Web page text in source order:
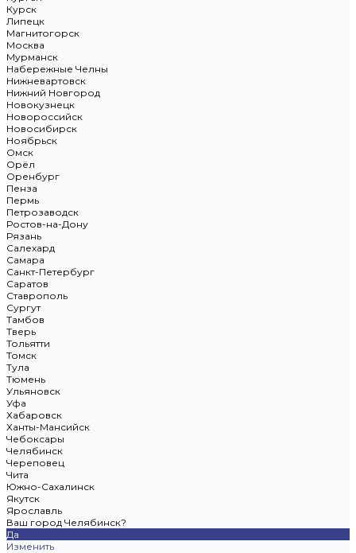
Курск
Липецк
Магнитогорск
Москва
Мурманск
Набережные Челны
Нижневартовск
Нижний Новгород
Новокузнецк
Новороссийск
Новосибирск
Ноябрьск
Омск
Орёл
Оренбург
Пенза
Пермь
Петрозаводск
Ростов-на-Дону
Рязань
Салехард
Самара
Санкт-Петербург
Саратов
Ставрополь
Сургут
Тамбов
Тверь
Тольятти
Томск
Тула
Тюмень
Ульяновск
Уфа
Хабаровск
Ханты-Мансийск
Чебоксары
Челябинск
Череповец
Чита
Южно-Сахалинск
Якутск
Ярославль
Ваш город Челябинск?
Да
Изменить